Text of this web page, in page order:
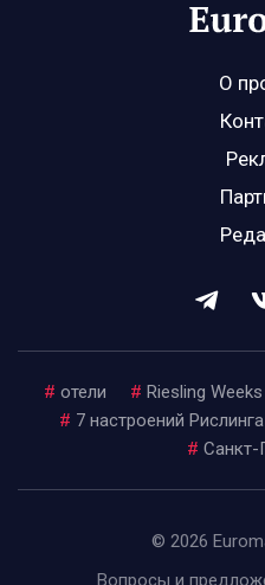
О
# отели # Riesling
# 7 настроений Рислинга
# Санкт-
© 2026
Вопросы и